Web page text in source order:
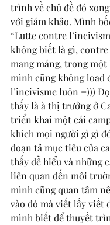
trình về chủ đề đó
với giám khảo. Mình
“Lutte contre
không biết là gì,
mang máng, trong một
mình cũng không load
l’incivisme luôn =)))
thấy là à thị trưởng ở
triển khai một cái
khích mọi người gì gì
đoạn tả mục tiêu của
thấy dễ hiểu và những
liên quan đến môi
mình cũng quan tâm
vào đó mà viết lấy viết
mình biết để thuyết